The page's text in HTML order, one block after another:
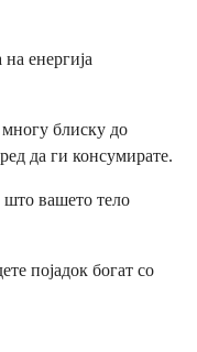
енергија
многу блиску до
да ги консумирате.
што вашето тело
појадок богат со